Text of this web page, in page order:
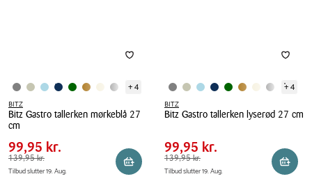
+ 4
BITZ
Bitz Gastro tallerken mørkeblå 27
cm
Bitz
Gastro
tallerken
Pris
tabel
Pris
99,95 kr.
Spar
40,00 kr.
Førpris
99,95 kr.
139,95 kr.
Tilbud slutter 19. Aug. Reservér i butik
+ 4
BITZ
Bitz Gastro tallerken lyserød 27 cm
Gastro
tallerken
lyserød
Pris
Pris
99,95 kr.
Spar
40,00 kr.
Førpris
99,95 kr.
139,95 kr.
Tilbud slutter 19. Aug.